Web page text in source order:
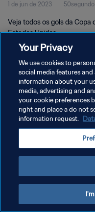
Estados Unidos
1 de jun de 2023 50segundo
Veja todos os gols da Copa
Estados Unidos.
POLÍTICA DE PRIVACIDADE
TERMOS DE SERVIÇO
ADMINISTRAR AS
Your Privacy
We use cookies to
social media features
information about your
media, advertising and
your cookie preferences
right and place a do not
information request.